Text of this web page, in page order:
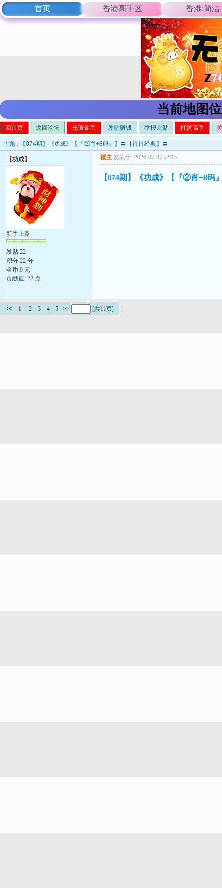
首页 香港高手区 香港:简洁
当前地图
回首页 返回论坛 充值金币 发帖赚钱 举报此贴 打赏高手
主题 : 【074期】《功成》【『②肖+8码』】〓【肖肖经典】〓
【功成】
新手上路
发贴:22
积分:22 分
金币:0 元
贡献值: 22 点
楼主 发表于: 2026-07-07 22:43
【074期】《功成》【『②肖+8码
<< 1 2 3 4 5 >> [共11页]